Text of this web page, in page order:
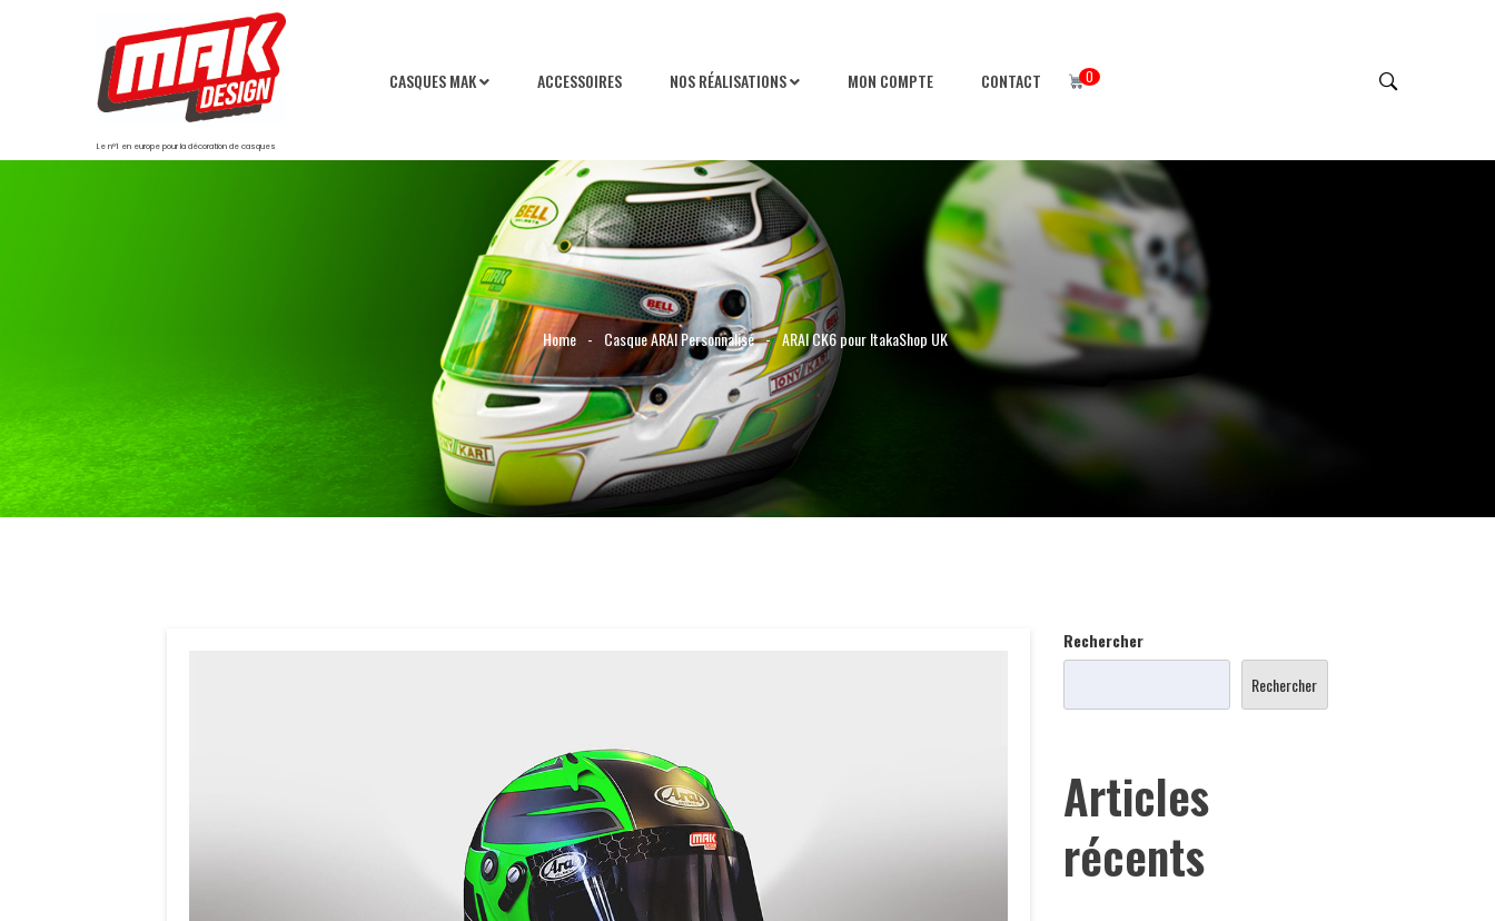
Le n°1 en europe pour la décoration de casques
CASQUES MAK ACCESSOIRES NOS RÉALISATIONS MON COMPTE CONTACT 0
Home - Casque ARAI Personnalisé - ARAI CK6 pour ItakaShop UK
Rechercher
Rechercher
Articles
récents